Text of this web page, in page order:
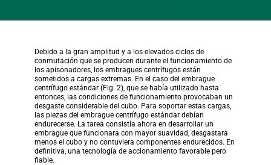
Debido a la gran amplitud y a los elevados ciclos de
conmutación que se producen durante el funcionamiento de
los apisonadores, los embragues centrífugos están
sometidos a cargas extremas. En el caso del embrague
centrífugo estándar (Fig. 2), que se había utilizado hasta
entonces, las condiciones de funcionamiento provocaban un
desgaste considerable del cubo. Para soportar estas cargas,
las piezas del embrague centrífugo estándar debían
endurecerse. La tarea consistía ahora en desarrollar un
embrague que funcionara con mayor suavidad, desgastara
menos el cubo y no contuviera componentes endurecidos. En
definitiva, una tecnología de accionamiento favorable pero
fiable.